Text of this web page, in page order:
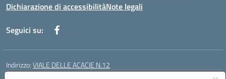
Dichiarazione di accessibilitàNote legali
Seguici su:
Indirizzo:VIALE DELLE ACACIE N.12
Centralino: